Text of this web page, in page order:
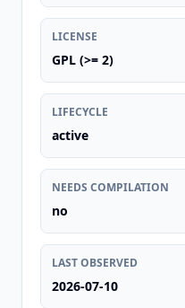
LICENSE
GPL (>= 2)
LIFECYCLE
active
NEEDS COMPILATION
no
LAST OBSERVED
2026-07-10